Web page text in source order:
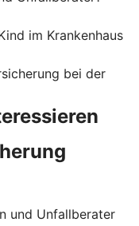
im Krankenhaus
bei der
und Unfallberater